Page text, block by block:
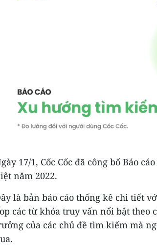
17/1, Cốc Cốc đã công bố Báo
năm 2022.
là bản báo cáo thống kê chi tiết
các từ khóa truy vấn nổi bật theo
của các chủ đề tìm kiếm mà